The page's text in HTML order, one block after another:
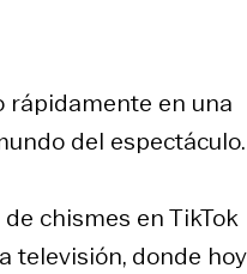
rápidamente en una
del espectáculo.
chismes en TikTok
televisión, donde hoy